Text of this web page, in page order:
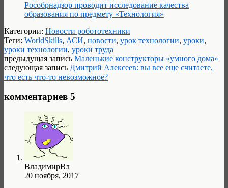
Рособрнадзор проводит исследование качества
образования по предмету «Технология»
Категории: Новости робототехники
Теги: WorldSkills, АСИ, новости, урок технологии, уроки,
уроки технологии, уроки труда
предыдущая запись Маленькие конструкторы «умного дома»
следующая запись Дмитрий Алексеев: вы все еще считаете,
что есть что-то невозможное?
комментариев 5
ВладимирВл
20 ноября, 2017